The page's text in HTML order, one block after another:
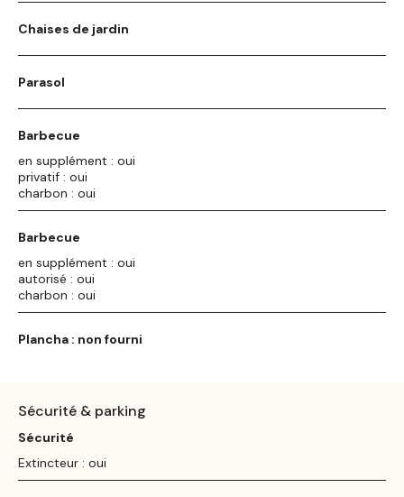
Chaises de jardin
Parasol
Barbecue
en supplément : oui
privatif : oui
charbon : oui
Barbecue
en supplément : oui
autorisé : oui
charbon : oui
Plancha : non fourni
Sécurité & parking
Sécurité
Extincteur : oui